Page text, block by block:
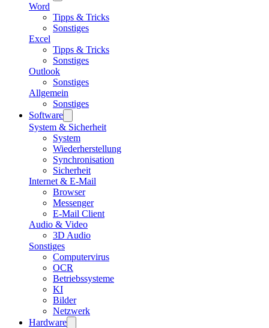
Word
Tipps & Tricks
Sonstiges
Excel
Tipps & Tricks
Sonstiges
Outlook
Sonstiges
Allgemein
Sonstiges
Software
System & Sicherheit
System
Wiederherstellung
Synchronisation
Sicherheit
Internet & E-Mail
Browser
Messenger
E-Mail Client
Audio & Video
3D Audio
Sonstiges
Computervirus
OCR
Betriebssysteme
KI
Bilder
Netzwerk
Hardware